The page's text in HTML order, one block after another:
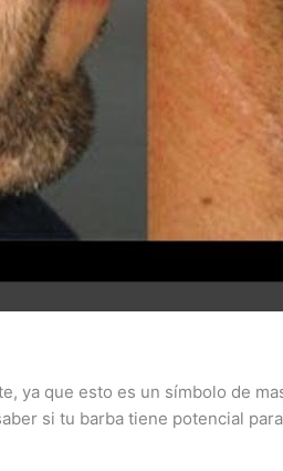
ya que esto es un símbolo de
si tu barba tiene potencial